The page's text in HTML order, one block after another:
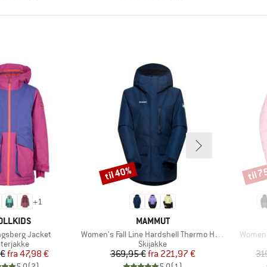
+1
Jacket
Pris
Nedsat pris
fra 47,98 €
MÆRKE
MAMMUT
Artikel
Women's Fall Line Hardshell Thermo Hooded Jacket
Produktgruppe
Skijakke
Pris
369,95 € Nedsat pris
fra 221,97 €
Rabat
til 40%
Artikel
Rabat
til